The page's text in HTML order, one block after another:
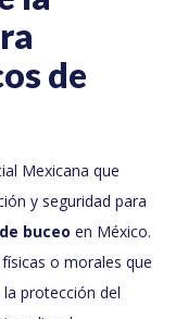
de
Mexicana que
y seguridad para
buceo en México.
o morales que
protección del